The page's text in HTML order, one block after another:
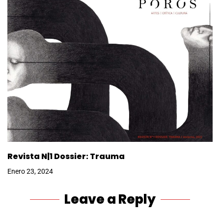
Revista N|1 Dossier: Trauma
Enero 23, 2024
Leave a Reply